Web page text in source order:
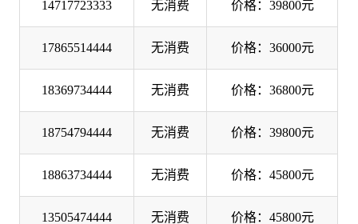
14717723333 无消费 价格：39800元
17865514444 无消费 价格：36000元
18369734444 无消费 价格：36800元
18754794444 无消费 价格：39800元
18863734444 无消费 价格：45800元
13505474444 无消费 价格：45800元